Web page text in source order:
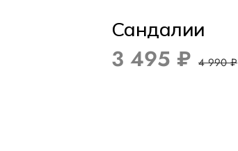
Сандалии
3 495 ₽ 4 990 ₽